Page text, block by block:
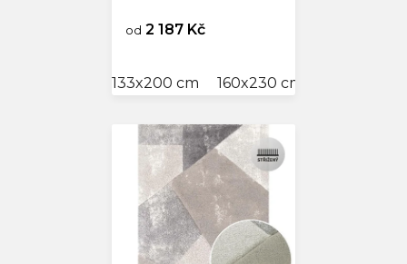
od 2 187 Kč
133x200 cm 160x230 cm